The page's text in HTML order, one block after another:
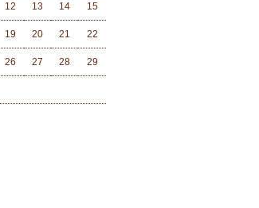
12 13 14 15
19 20 21 22
26 27 28 29